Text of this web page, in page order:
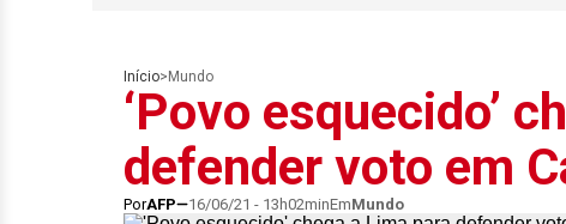
Início> Mundo
‘Povo esquecido’
defender voto em
PorAFP 16/06/21 - 13h02minEmMundo